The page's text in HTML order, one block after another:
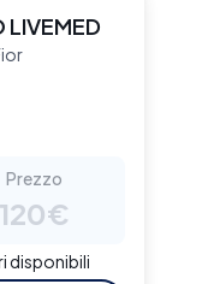
LIVEMED
Prezzo
120€
disponibili